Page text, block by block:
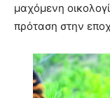
μαχόμενη
πρόταση στην